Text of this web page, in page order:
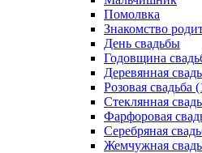
Помолвка
Знакомство
День свадьбы
Годовщина
Деревянная
Розовая свадьба
Стеклянная
Фарфоровая
Серебряная
Жемчужная